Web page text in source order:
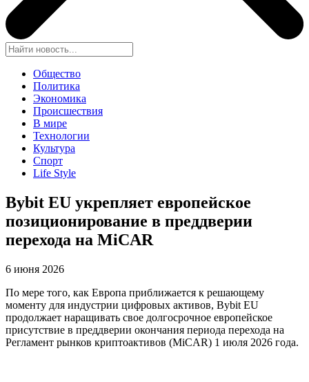
Общество
Политика
Экономика
Происшествия
В мире
Технологии
Культура
Спорт
Life Style
Bybit EU укрепляет европейское
позиционирование в преддверии
перехода на MiCAR
6 июня 2026
По мере того, как Европа приближается к решающему
моменту для индустрии цифровых активов, Bybit EU
продолжает наращивать свое долгосрочное европейское
присутствие в преддверии окончания периода перехода на
Регламент рынков криптоактивов (MiCAR) 1 июля 2026 года.